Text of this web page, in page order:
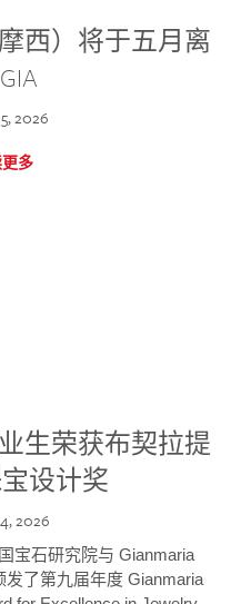
摩西）将于五月离
2026
多
生荣获布契拉提
设计奖
2026
宝石研究院与 Gianmaria
发了第九届年度 Gianmaria